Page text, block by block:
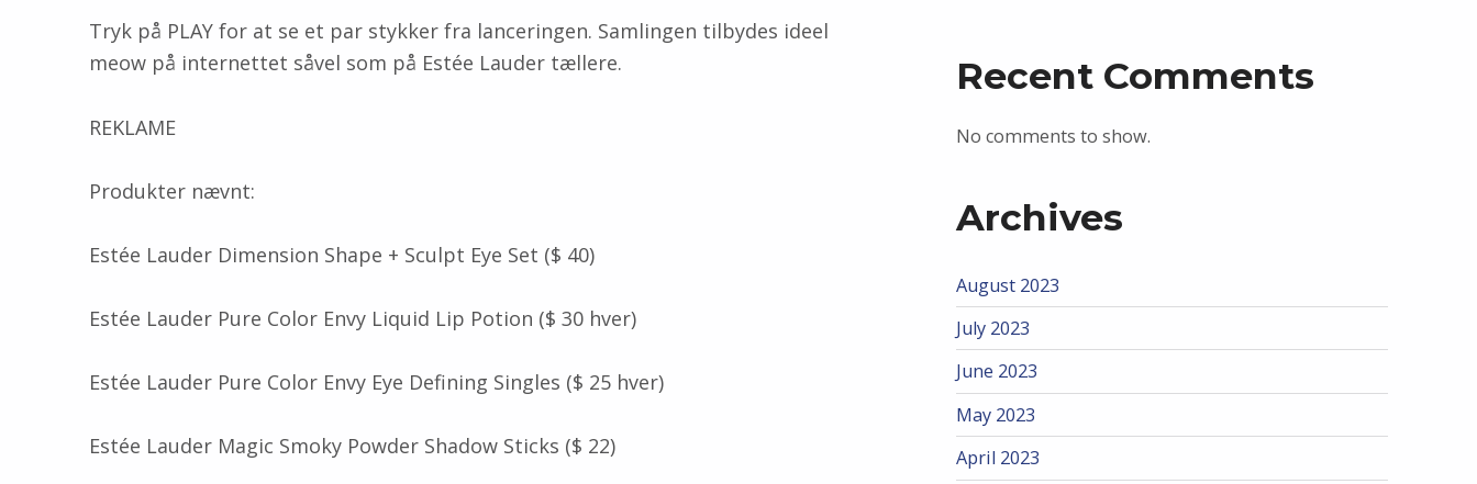
Tryk på PLAY for at se et par stykker fra lanceringen. Samlingen tilbydes ideel
meow på internettet såvel som på Estée Lauder tællere.
REKLAME
Produkter nævnt:
Estée Lauder Dimension Shape + Sculpt Eye Set ($ 40)
Estée Lauder Pure Color Envy Liquid Lip Potion ($ 30 hver)
Estée Lauder Pure Color Envy Eye Defining Singles ($ 25 hver)
Estée Lauder Magic Smoky Powder Shadow Sticks ($ 22)
Recent Comments
No comments to show.
Archives
August 2023
July 2023
June 2023
May 2023
April 2023